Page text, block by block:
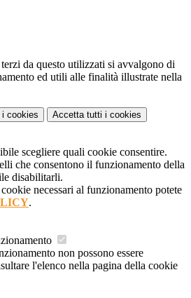
da questo utilizzati si avvalgono di
ed utili alle finalità illustrate nella
i cookies Accetta tutti i cookies
scegliere quali cookie consentire.
che consentono il funzionamento della
disabilitarli.
necessari al funzionamento potete
.
non possono essere
l'elenco nella pagina della cookie